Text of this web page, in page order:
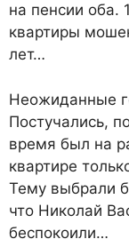
на пенсии оба.
квартиры
лет…
Неожиданные
Постучались,
время был на
квартире
Тему выбрали
что Николай
беспокоили…